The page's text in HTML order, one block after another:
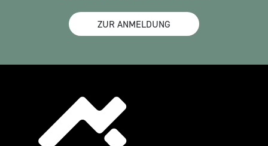
ZUR ANMELDUNG